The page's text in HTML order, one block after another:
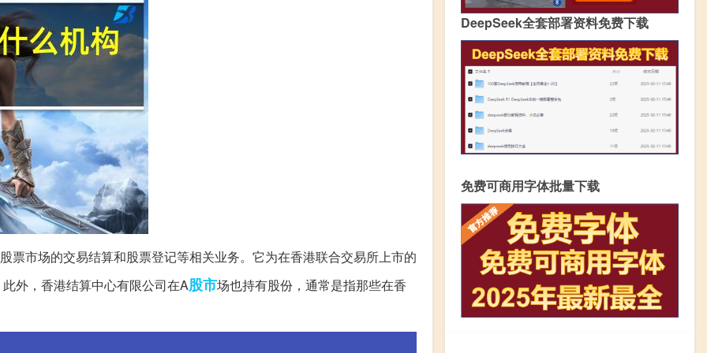
票市场的交易结算和股票登记等相关业务。它为在香港联合交易所上市的
外，香港结算中心有限公司在A股市场也持有股份，通常是指那些在香
DeepSeek全套部署资料免费下载
免费可商用字体批量下载